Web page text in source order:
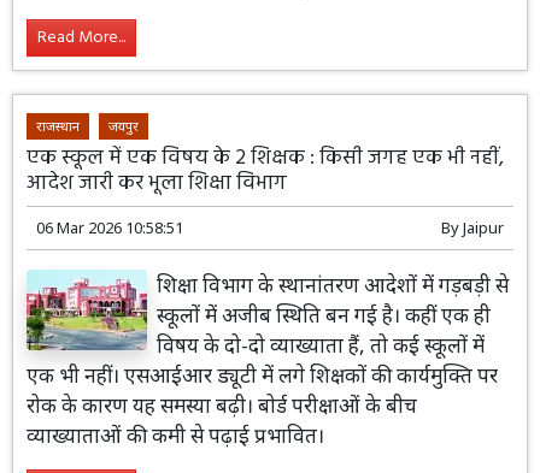
Read More...
राजस्थान जयपुर
एक स्कूल में एक विषय के 2 शिक्षक : किसी जगह एक भी नहीं,
आदेश जारी कर भूला शिक्षा विभाग
06 Mar 2026 10:58:51 ByJaipur
शिक्षा विभाग के स्थानांतरण आदेशों में गड़बड़ी से
स्कूलों में अजीब स्थिति बन गई है। कहीं एक ही
विषय के दो-दो व्याख्याता हैं, तो कई स्कूलों में
एक भी नहीं। एसआईआर ड्यूटी में लगे शिक्षकों की कार्यमुक्ति पर
रोक के कारण यह समस्या बढ़ी। बोर्ड परीक्षाओं के बीच
व्याख्याताओं की कमी से पढ़ाई प्रभावित।